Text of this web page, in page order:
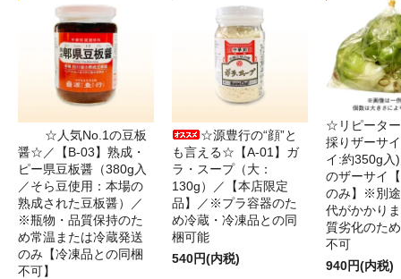
☆人気No.1の豆板
醤☆／【B-03】熟成・
ピー県豆板醤（380g入
／そら豆使用：本場の
熟成された豆板醤）／
※瓶物・品質保持のた
め常温または冷蔵発送
のみ【冷凍品との同梱
不可】
☆源豊行の“顔”と
も言える☆【A-01】ガ
ラ・スープ（大：
130g）／【本店限定
品】／※プラ容器のた
め冷蔵・冷凍品との同
梱可能
540円(内税)
☆リピータ
採りザーサ
イ:約350g入
のザーサイ
のみ】※別
代がかかり
質劣化のた
不可
940円(内税)